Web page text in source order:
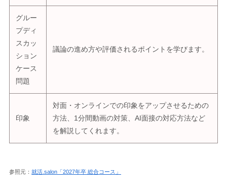
グルー
プディ
スカッ
ション
ケース
問題
議論の進め方や評価されるポイントを学びます。
印象
対面・オンラインでの印象をアップさせるための
方法、1分間動画の対策、AI面接の対応方法など
を解説してくれます。
参照元： 就活.salon「2027年卒 総合コース」